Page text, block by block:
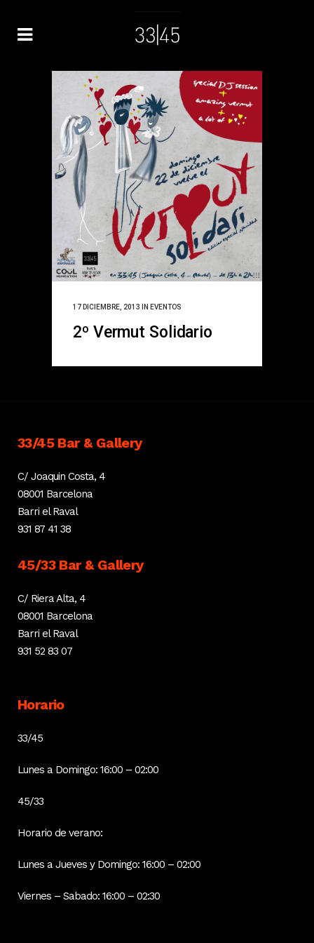
17 DICIEMBRE, 2013 IN EVENTOS
2º Vermut Solidario
33/45 Bar & Gallery
C/ Joaquin Costa, 4
08001 Barcelona
Barri el Raval
931 87 41 38
45/33 Bar & Gallery
C/ Riera Alta, 4
08001 Barcelona
Barri el Raval
931 52 83 07
Horario
33/45
Lunes a Domingo: 16:00 – 02:00
45/33
Horario de verano:
Lunes a Jueves y Domingo: 16:00 – 02:00
Viernes – Sabado: 16:00 – 02:30